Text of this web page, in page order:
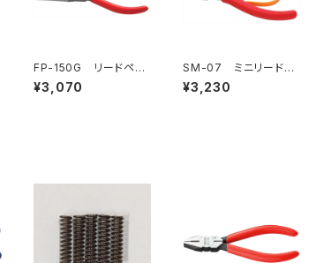
FP-150G リードペン
チ
¥3,070
SM-07 ミニリードペ
ンチ
¥3,230